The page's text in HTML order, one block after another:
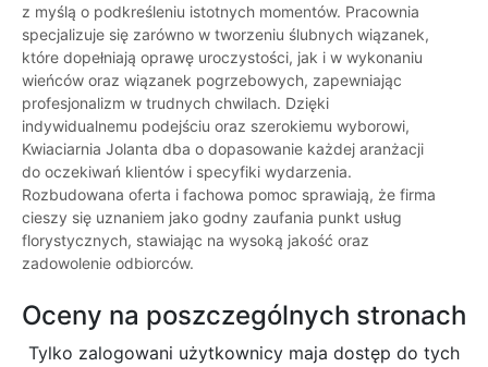
z myślą o podkreśleniu istotnych momentów. Pracownia
specjalizuje się zarówno w tworzeniu ślubnych wiązanek,
które dopełniają oprawę uroczystości, jak i w wykonaniu
wieńców oraz wiązanek pogrzebowych, zapewniając
profesjonalizm w trudnych chwilach. Dzięki
indywidualnemu podejściu oraz szerokiemu wyborowi,
Kwiaciarnia Jolanta dba o dopasowanie każdej aranżacji
do oczekiwań klientów i specyfiki wydarzenia.
Rozbudowana oferta i fachowa pomoc sprawiają, że firma
cieszy się uznaniem jako godny zaufania punkt usług
florystycznych, stawiając na wysoką jakość oraz
zadowolenie odbiorców.
Oceny na poszczególnych stronach
Tylko zalogowani użytkownicy maja dostęp do tych